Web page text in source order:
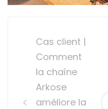
navigationCas client |
Comment
la chaîne
Arkose
améliore la